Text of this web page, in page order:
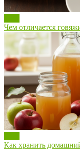
Чем отличается
Как хранить